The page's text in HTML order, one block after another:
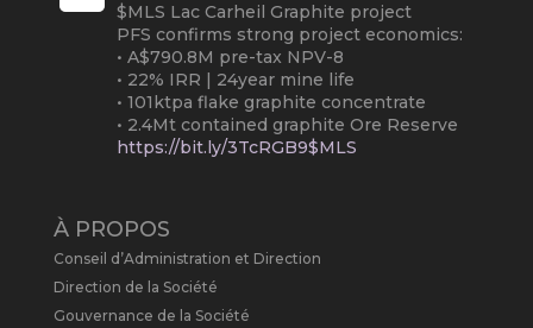
$MLS Lac Carheil Graphite project
PFS confirms strong project economics:
• A$790.8M pre-tax NPV-8
• 22% IRR | 24year mine life
• 101ktpa flake graphite concentrate
• 2.4Mt contained graphite Ore Reserve
https://bit.ly/3TcRGB9$MLS
Metals Australia
Arrowhead BID has released an
À PROPOS
Conseil d’Administration et Direction
Direction de la Société
Gouvernance de la Société